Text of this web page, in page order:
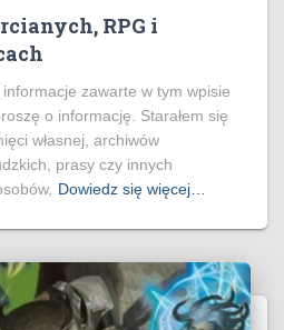
RPG i
zawarte w tym wpisie
o informację. Starałem się
własnej, archiwów
prasy czy innych
Dowiedz się więcej…